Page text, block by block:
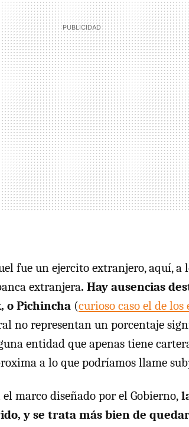
fue un ejercito extranjero, aquí, a
extranjera. Hay ausencias
o Pichincha (curioso caso el de los
no representan un porcentaje
entidad que apenas tiene
a lo que podríamos llame
marco diseñado por el Gobierno,
y se trata más bien de